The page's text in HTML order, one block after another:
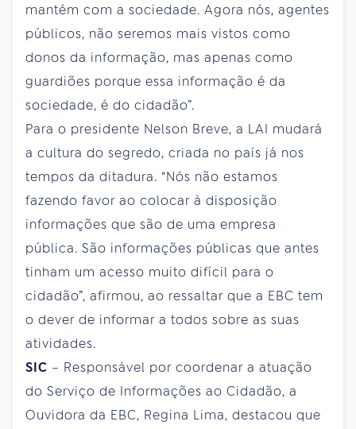
mantém com a sociedade. Agora nós, agentes
públicos, não seremos mais vistos como
donos da informação, mas apenas como
guardiões porque essa informação é da
sociedade, é do cidadão”.
Para o presidente Nelson Breve, a LAI mudará
a cultura do segredo, criada no país já nos
tempos da ditadura. “Nós não estamos
fazendo favor ao colocar à disposição
informações que são de uma empresa
pública. São informações públicas que antes
tinham um acesso muito difícil para o
cidadão”, afirmou, ao ressaltar que a EBC tem
o dever de informar a todos sobre as suas
atividades.
SIC – Responsável por coordenar a atuação
do Serviço de Informações ao Cidadão, a
Ouvidora da EBC, Regina Lima, destacou que